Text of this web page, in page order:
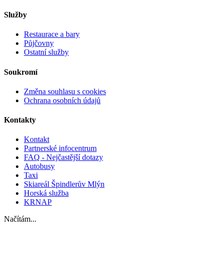
Služby
Restaurace a bary
Půjčovny
Ostatní služby
Soukromí
Změna souhlasu s cookies
Ochrana osobních údajů
Kontakty
Kontakt
Partnerské infocentrum
FAQ - Nejčastější dotazy
Autobusy
Taxi
Skiareál Špindlerův Mlýn
Horská služba
KRNAP
Načítám...